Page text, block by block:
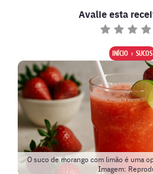
Avalie esta
INÍCIO SUCOS
O suco de morango com limão é uma
Imagem: